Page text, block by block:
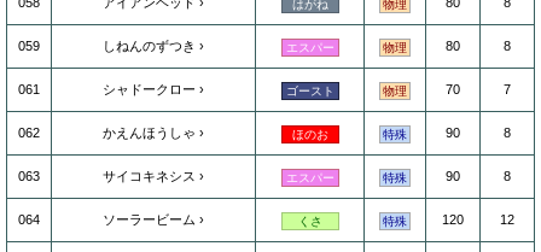
はがね 物理
059 しねんのずつき エスパー 物理 80 8
061 シャドークロー ゴースト 物理 70 7
062 かえんほうしゃ ほのお 特殊 90 8
063 サイコキネシス エスパー 特殊 90 8
064 ソーラービーム くさ 特殊 120 12